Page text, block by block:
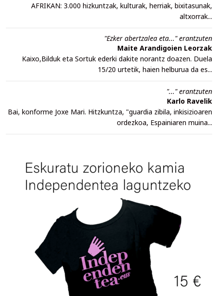
AFRIKAN: 3.000 hizkuntzak, kulturak, herriak, bixitasunak,
altxorrak...
"Ezker abertzalea eta..." erantzuten
Maite Arandigoien Leorzak
Kaixo,Bilduk eta Sortuk ederki dakite norantz doazen. Duela
15/20 urtetik, haien helburua da es...
"..." erantzuten
Karlo Ravelik
Bai, konforme Joxe Mari. Hitzkuntza, "guardia zibila, inkisizioaren
ordezkoa, Espainiaren muina...